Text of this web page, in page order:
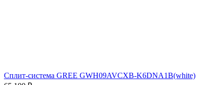
Сплит-система GREE GWH09AVCXB-K6DNA1B(white)